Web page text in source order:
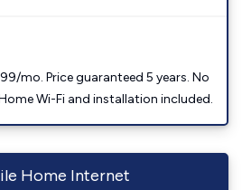
mo. Price guaranteed 5 years. No
Wi-Fi and installation included.
Home Internet